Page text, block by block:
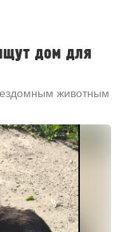
дом для
животным